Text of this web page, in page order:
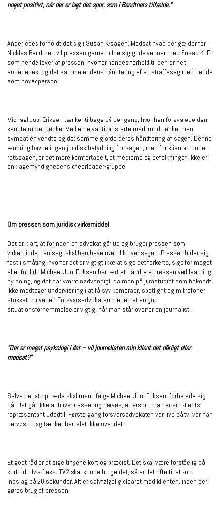
noget positivt, når der er lagt det spor, som i Bendtners tilfælde.”
Anderledes forholdt det sig i Susan K-sagen. Modsat hvad der gælder for
Nicklas Bendtner, vil pressen gerne holde sig gode venner med Susan K. En
som hende lever af pressen, hvorfor hendes forhold til den er helt
anderledes, og det samme er dens håndtering af en straffesag med hende
som hovedperson.
Michael Juul Eriksen tænker tilbage på dengang, hvor han forsvarede den
kendte rocker Jønke. Medierne var til at starte med imod Jønke, men
sympatien vendte og det samme gjorde deres håndtering af sagen. Denne
ændring havde ingen juridisk betydning for sagen, men for klienten under
retssagen, er det mere komfortabelt, at medierne og befolkningen ikke er
anklagemyndighedens cheerleader-gruppe.
Om pressen som juridisk virkemiddel
Det er klart, at forinden en advokat går ud og bruger pressen som
virkemiddel i en sag, skal han have overblik over sagen. Pressen bider sig
fast i småting, hvorfor det er vigtigt ikke at sige det forkerte, sige for meget
eller for lidt. Michael Juul Eriksen har lært at håndtere pressen ved learning
by doing, og det har været nødvendigt, da man på jurastudiet som bekendt
ikke modtager undervisning i at få syv kameraer, spotlight og mikrofoner
stukket i hovedet. Forsvarsadvokaten mener, at en god
situationsfornemmelse er vigtig, når man står overfor en journalist.
”Der er meget psykologi i det – vil journalisten min klient det dårligt eller
modsat?”
Selve det at optræde skal man, ifølge Michael Juul Eriksen, forberede sig
på. Det går ikke at blive presset og nervøs, eftersom man er sin klients
repræsentant udadtil. Første gang forsvarsadvokaten var live på tv, var han
nervøs. I dag tænker han slet ikke over det.
Et godt råd er at sige tingene kort og præcist. Det skal være forståelig på
kort tid. Hvis f.eks. TV2 skal kunne bruge det, så er det ofte til et kort
indslag på 20 sekunder. Alt er selvfølgelig clearet med klienten, inden der
gøres brug af pressen.